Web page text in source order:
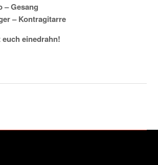
– Gesang
– Kontragitarre
einedrahn!